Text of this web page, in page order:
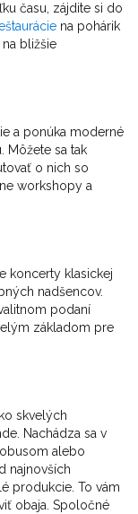
času, zájdite si do
na pohárik
bližšie
a ponúka moderné
Môžete sa tak
o nich so
workshopy a
koncerty klasickej
nadšencov.
podaní
základom pre
skvelých
Nachádza sa v
alebo
najnovších
produkcie. To vám
obaja. Spoločné